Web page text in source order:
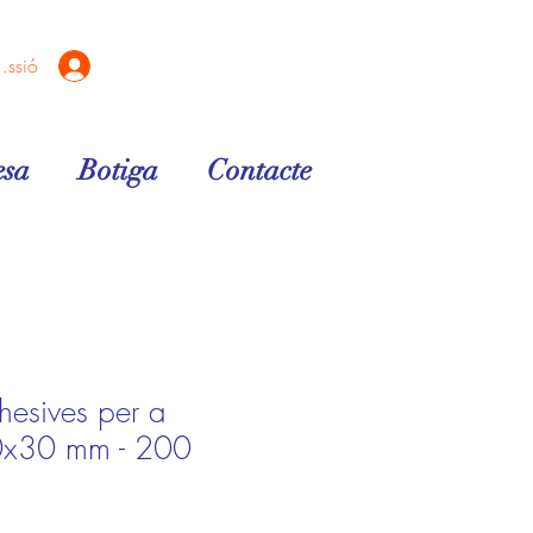
Botiga Contacte
per a
mm - 200